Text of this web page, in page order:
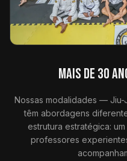
MAIS DE 30
Nossas modalidades —
têm abordagens
estrutura estratégica:
professores